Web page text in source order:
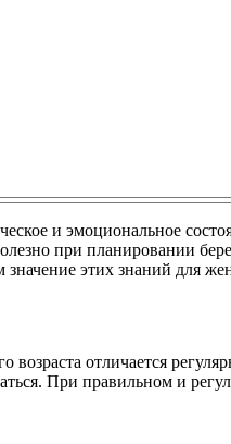
и эмоциональное
при планировании
значение этих знаний для
отличается
При правильном и